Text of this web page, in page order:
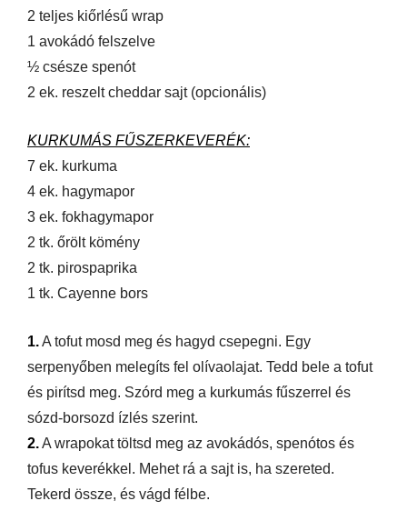
2 teljes kiőrlésű wrap
1 avokádó felszelve
½ csésze spenót
2 ek. reszelt cheddar sajt (opcionális)
KURKUMÁS FŰSZERKEVERÉK:
7 ek. kurkuma
4 ek. hagymapor
3 ek. fokhagymapor
2 tk. őrölt kömény
2 tk. pirospaprika
1 tk. Cayenne bors
1.A tofut mosd meg és hagyd csepegni. Egy
serpenyőben melegíts fel olívaolajat. Tedd bele a tofut
és pirítsd meg. Szórd meg a kurkumás fűszerrel és
sózd-borsozd ízlés szerint.
2.A wrapokat töltsd meg az avokádós, spenótos és
tofus keverékkel. Mehet rá a sajt is, ha szereted.
Tekerd össze, és vágd félbe.